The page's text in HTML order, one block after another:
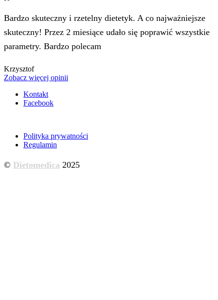
Bardzo skuteczny i rzetelny dietetyk. A co najważniejsze
skuteczny! Przez 2 miesiące udało się poprawić wszystkie
parametry. Bardzo polecam
Krzysztof
Zobacz więcej opinii
Kontakt
Facebook
Polityka prywatności
Regulamin
© Dietomedica 2025